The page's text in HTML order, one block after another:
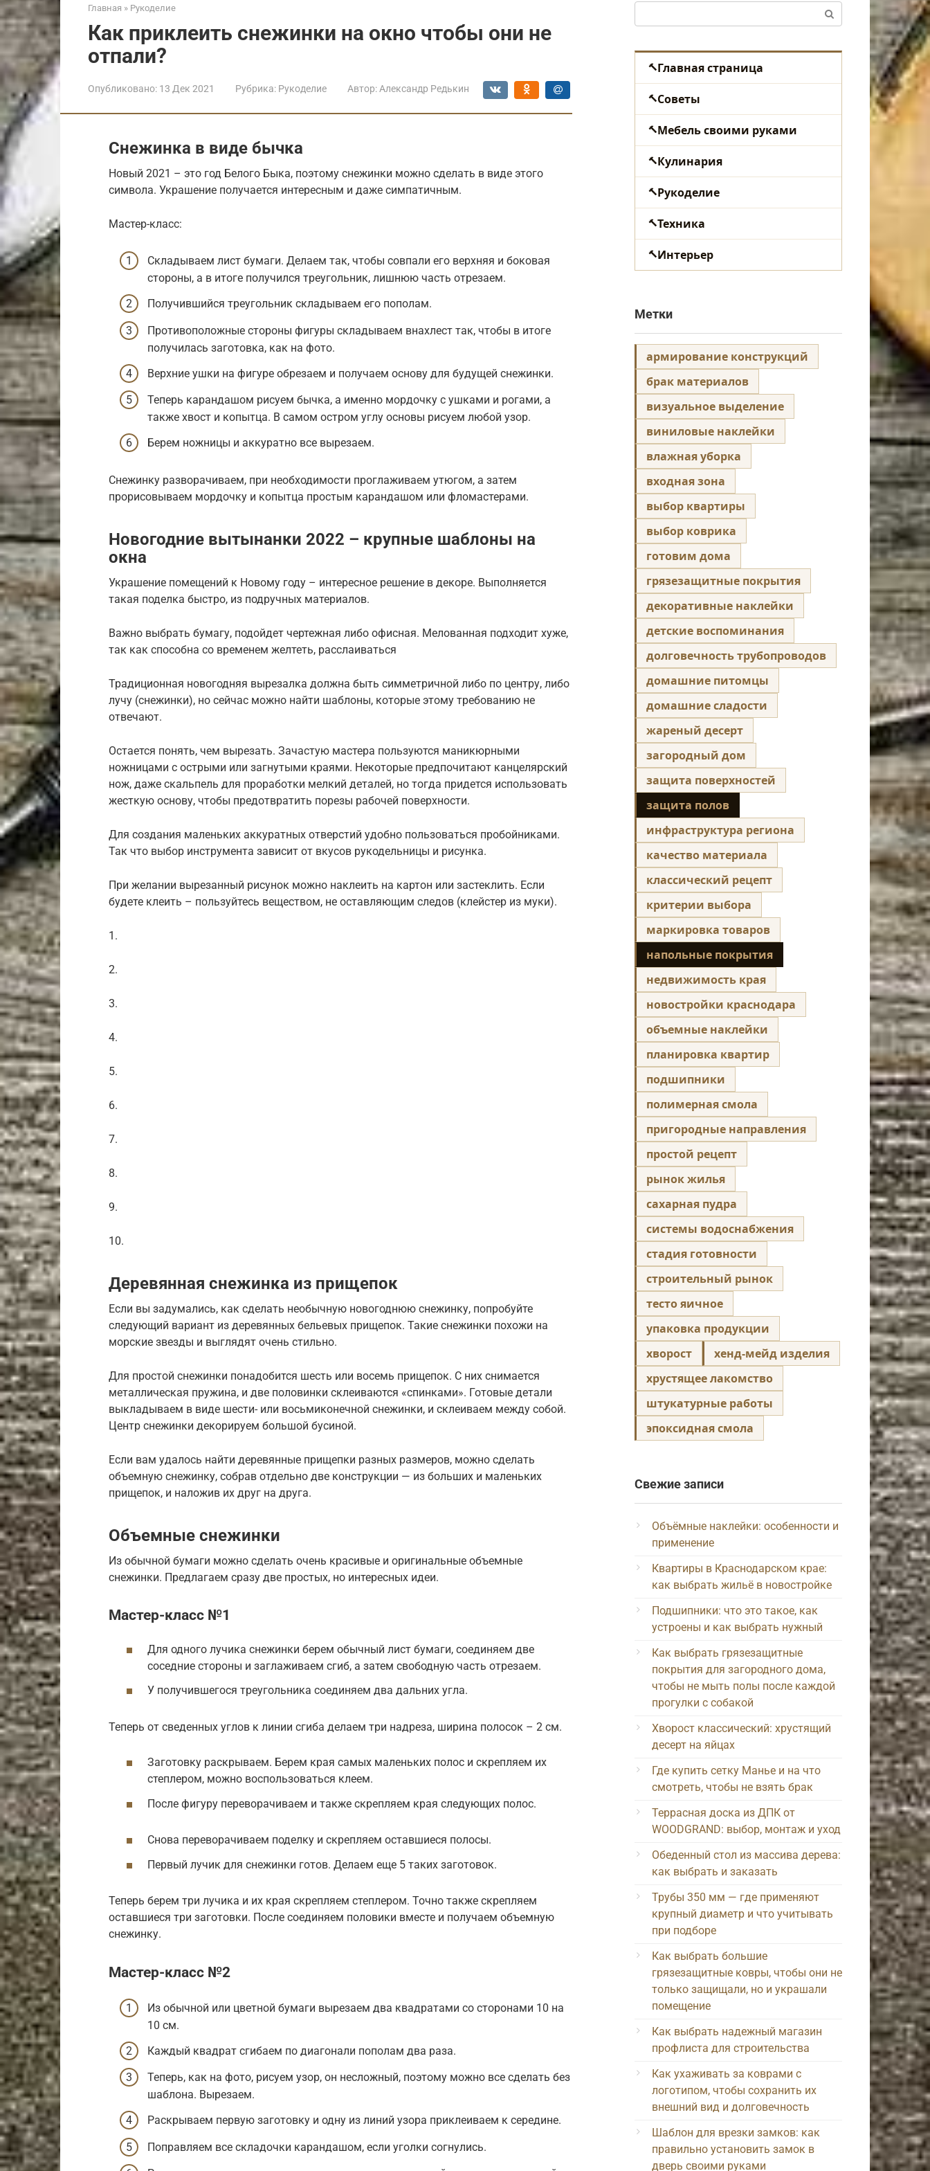
Главная » Рукоделие
Как приклеить снежинки на окно чтобы они не
отпали?
Опубликовано: 13 Дек 2021 Рубрика: Рукоделие Автор: Александр Редькин
Снежинка в виде бычка
Новый 2021 – это год Белого Быка, поэтому снежинки можно сделать в виде этого
символа. Украшение получается интересным и даже симпатичным.
Мастер-класс:
Складываем лист бумаги. Делаем так, чтобы совпали его верхняя и боковая
стороны, а в итоге получился треугольник, лишнюю часть отрезаем.
Получившийся треугольник складываем его пополам.
Противоположные стороны фигуры складываем внахлест так, чтобы в итоге
получилась заготовка, как на фото.​
Верхние ушки на фигуре обрезаем и получаем основу для будущей снежинки.
Теперь карандашом рисуем бычка, а именно мордочку с ушками и рогами, а
также хвост и копытца. В самом остром углу основы рисуем любой узор.
Берем ножницы и аккуратно все вырезаем.
Снежинку разворачиваем, при необходимости проглаживаем утюгом, а затем
прорисовываем мордочку и копытца простым карандашом или фломастерами.
Новогодние вытынанки 2022 – крупные шаблоны на
окна
Украшение помещений к Новому году – интересное решение в декоре. Выполняется
такая поделка быстро, из подручных материалов.
Важно выбрать бумагу, подойдет чертежная либо офисная. Мелованная подходит хуже,
так как способна со временем желтеть, расслаиваться
Традиционная новогодняя вырезалка должна быть симметричной либо по центру, либо
лучу (снежинки), но сейчас можно найти шаблоны, которые этому требованию не
отвечают.
Остается понять, чем вырезать. Зачастую мастера пользуются маникюрными
ножницами с острыми или загнутыми краями. Некоторые предпочитают канцелярский
нож, даже скальпель для проработки мелкий деталей, но тогда придется использовать
жесткую основу, чтобы предотвратить порезы рабочей поверхности.
Для создания маленьких аккуратных отверстий удобно пользоваться пробойниками.
Так что выбор инструмента зависит от вкусов рукодельницы и рисунка.
При желании вырезанный рисунок можно наклеить на картон или застеклить. Если
будете клеить – пользуйтесь веществом, не оставляющим следов (клейстер из муки).
1.
2.
3.
4.
5.
6.
7.
8.
9.
10.
Деревянная снежинка из прищепок
Если вы задумались, как сделать необычную новогоднюю снежинку, попробуйте
следующий вариант из деревянных бельевых прищепок. Такие снежинки похожи на
морские звезды и выглядят очень стильно.
Для простой снежинки понадобится шесть или восемь прищепок. С них снимается
металлическая пружина, и две половинки склеиваются «спинками». Готовые детали
выкладываем в виде шести- или восьмиконечной снежинки, и склеиваем между собой.
Центр снежинки декорируем большой бусиной.
Если вам удалось найти деревянные прищепки разных размеров, можно сделать
объемную снежинку, собрав отдельно две конструкции — из больших и маленьких
прищепок, и наложив их друг на друга.
Объемные снежинки
Из обычной бумаги можно сделать очень красивые и оригинальные объемные
снежинки. Предлагаем сразу две простых, но интересных идеи.
Мастер-класс №1
Для одного лучика снежинки берем обычный лист бумаги, соединяем две
соседние стороны и заглаживаем сгиб, а затем свободную часть отрезаем.
У получившегося треугольника соединяем два дальних угла.
Теперь от сведенных углов к линии сгиба делаем три надреза, ширина полосок – 2 см.
Заготовку раскрываем. Берем края самых маленьких полос и скрепляем их
степлером, можно воспользоваться клеем.
После фигуру переворачиваем и также скрепляем края следующих полос.
Снова переворачиваем поделку и скрепляем оставшиеся полосы.
Первый лучик для снежинки готов. Делаем еще 5 таких заготовок.
Теперь берем три лучика и их края скрепляем степлером. Точно также скрепляем
оставшиеся три заготовки. После соединяем половики вместе и получаем объемную
снежинку.
Мастер-класс №2
Из обычной или цветной бумаги вырезаем два квадратами со сторонами 10 на
10 см.
Каждый квадрат сгибаем по диагонали пополам два раза.
Теперь, как на фото​, рисуем узор, он несложный, поэтому можно все сделать без
шаблона. Вырезаем.
Раскрываем первую заготовку и одну из линий узора приклеиваем к середине.
Поправляем все складочки карандашом, если уголки согнулись.
Главная страница
Советы
Мебель своими руками
Кулинария
Рукоделие
Техника
Интерьер
Метки
армирование конструкций
брак материалов
визуальное выделение
виниловые наклейки
влажная уборка
входная зона
выбор квартиры
выбор коврика
готовим дома
грязезащитные покрытия
декоративные наклейки
детские воспоминания
долговечность трубопроводов
домашние питомцы
домашние сладости
жареный десерт
загородный дом
защита поверхностей
защита полов
инфраструктура региона
качество материала
классический рецепт
критерии выбора
маркировка товаров
напольные покрытия
недвижимость края
новостройки краснодара
объемные наклейки
планировка квартир
подшипники
полимерная смола
пригородные направления
простой рецепт
рынок жилья
сахарная пудра
системы водоснабжения
стадия готовности
строительный рынок
тесто яичное
упаковка продукции
хворост
хенд-мейд изделия
хрустящее лакомство
штукатурные работы
эпоксидная смола
Свежие записи
Объёмные наклейки: особенности и
применение
Квартиры в Краснодарском крае:
как выбрать жильё в новостройке
Подшипники: что это такое, как
устроены и как выбрать нужный
Как выбрать грязезащитные
покрытия для загородного дома,
чтобы не мыть полы после каждой
прогулки с собакой
Хворост классический: хрустящий
десерт на яйцах
Где купить сетку Манье и на что
смотреть, чтобы не взять брак
Террасная доска из ДПК от
WOODGRAND: выбор, монтаж и уход
Обеденный стол из массива дерева:
как выбрать и заказать
Трубы 350 мм — где применяют
крупный диаметр и что учитывать
при подборе
Как выбрать большие
грязезащитные ковры, чтобы они не
только защищали, но и украшали
помещение
Как выбрать надежный магазин
профлиста для строительства
Как ухаживать за коврами с
логотипом, чтобы сохранить их
внешний вид и долговечность
Шаблон для врезки замков: как
правильно установить замок в
дверь своими руками